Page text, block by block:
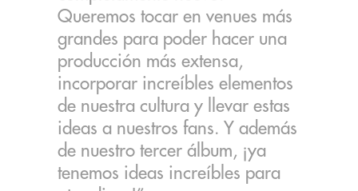
Queremos tocar en venues más
grandes para poder hacer una
producción más extensa,
incorporar increíbles elementos
de nuestra cultura y llevar estas
ideas a nuestros fans. Y además
de nuestro tercer álbum, ¡ya
tenemos ideas increíbles para